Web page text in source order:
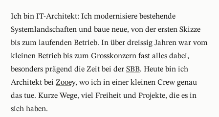
Ich bin IT-Architekt: Ich modernisiere bestehende
Systemlandschaften und baue neue, von der ersten Skizze
bis zum laufenden Betrieb. In über dreissig Jahren war vom
kleinen Betrieb bis zum Grosskonzern fast alles dabei,
besonders prägend die Zeit bei der SBB. Heute bin ich
Architekt bei Zooey, wo ich in einer kleinen Crew genau
das tue. Kurze Wege, viel Freiheit und Projekte, die es in
sich haben.